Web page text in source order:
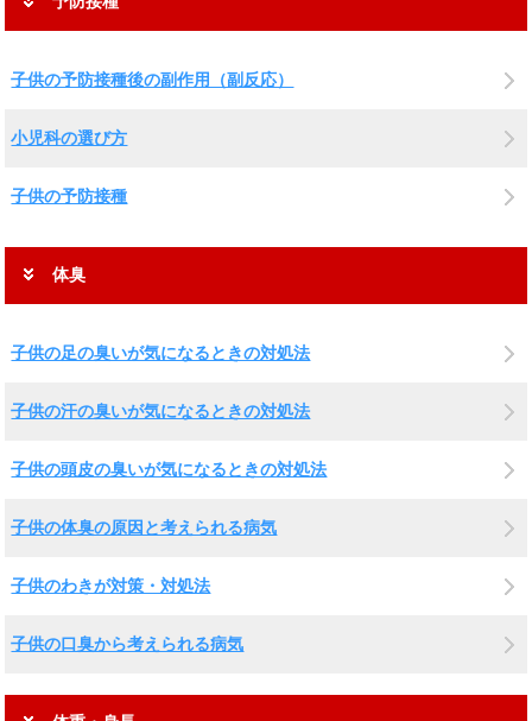
子供の予防接種後の副作用（副反応）
小児科の選び方
子供の予防接種
体臭
子供の足の臭いが気になるときの対処法
子供の汗の臭いが気になるときの対処法
子供の頭皮の臭いが気になるときの対処法
子供の体臭の原因と考えられる病気
子供のわきが対策・対処法
子供の口臭から考えられる病気